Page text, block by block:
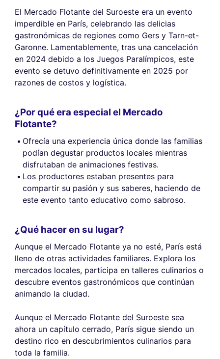
El Mercado Flotante del Suroeste era un evento
imperdible en París, celebrando las delicias
gastronómicas de regiones como Gers y Tarn-et-
Garonne. Lamentablemente, tras una cancelación
en 2024 debido a los Juegos Paralímpicos, este
evento se detuvo definitivamente en 2025 por
razones de costos y logística.
¿Por qué era especial el Mercado
Flotante?
Ofrecía una experiencia única donde las familias
podían degustar productos locales mientras
disfrutaban de animaciones festivas.
Los productores estaban presentes para
compartir su pasión y sus saberes, haciendo de
este evento tanto educativo como sabroso.
¿Qué hacer en su lugar?
Aunque el Mercado Flotante ya no esté, París está
lleno de otras actividades familiares. Explora los
mercados locales, participa en talleres culinarios o
descubre eventos gastronómicos que continúan
animando la ciudad.
Aunque el Mercado Flotante del Suroeste sea
ahora un capítulo cerrado, París sigue siendo un
destino rico en descubrimientos culinarios para
toda la familia.